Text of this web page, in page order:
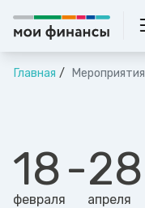
Главная Мероприятия
18
февраля
-28
апреля